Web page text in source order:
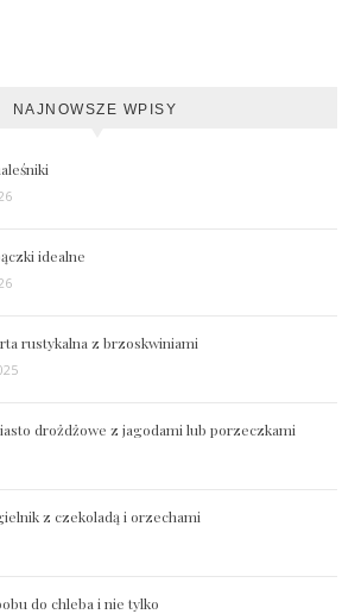
NAJNOWSZE WPISY
idealne
rustykalna z brzoskwiniami
drożdżowe z jagodami lub porzeczkami
z czekoladą i orzechami
do chleba i nie tylko